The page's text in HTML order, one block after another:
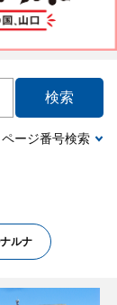
ページ番号検索
ルナ